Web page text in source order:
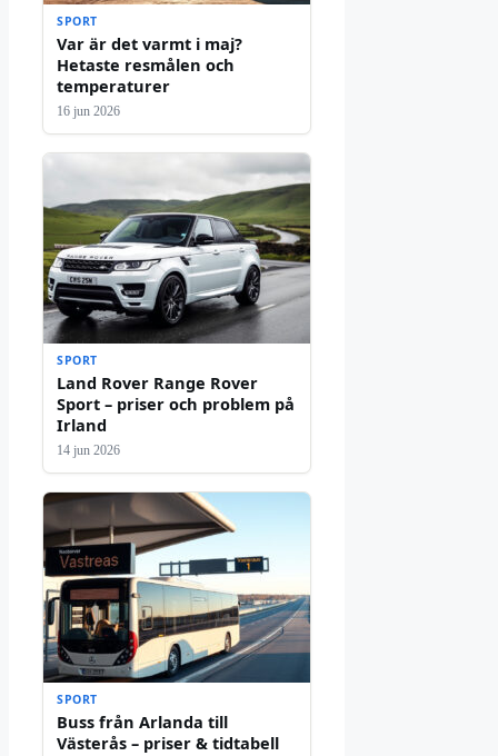
SPORT
Var är det varmt i maj?
Hetaste resmålen och
temperaturer
16 jun 2026
SPORT
Land Rover Range Rover
Sport – priser och problem på
Irland
14 jun 2026
SPORT
Buss från Arlanda till
Västerås – priser & tidtabell